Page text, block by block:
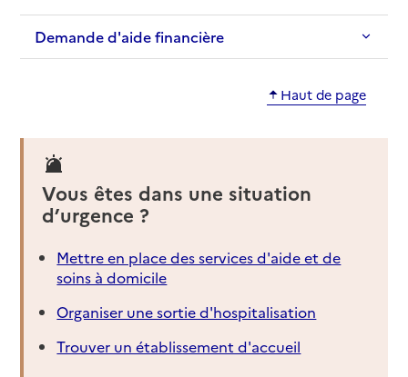
Demande d'aide financière
Haut de page
Vous êtes dans une situation
d’urgence ?
Mettre en place des services d'aide et de
soins à domicile
Organiser une sortie d'hospitalisation
Trouver un établissement d'accueil